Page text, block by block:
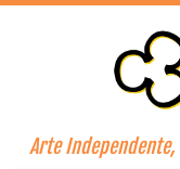
Skip
Arte Independente,